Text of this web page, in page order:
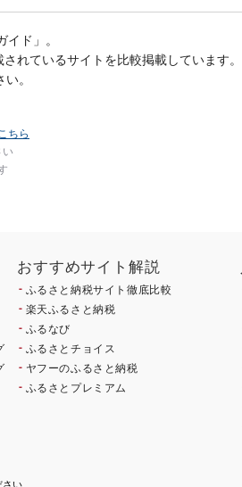
ド」。
れているサイトを比較掲載しています。
。
ちら
い
おすすめサイト解説
ふるさと納税サイト徹底比較
楽天ふるさと納税
ふるなび
ふるさとチョイス
ヤフーのふるさと納税
ふるさとプレミアム
さい